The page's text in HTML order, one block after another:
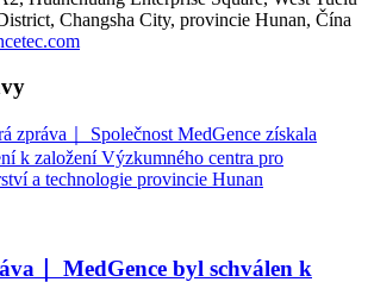
Changsha City, provincie Hunan, Čína
｜ MedGence byl schválen k